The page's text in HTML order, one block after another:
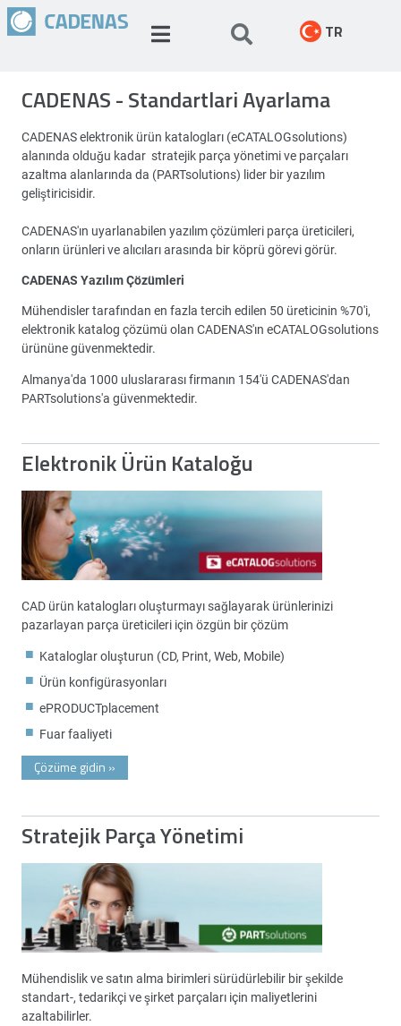
TR
CADENAS - Standartlari Ayarlama
CADENAS elektronik ürün katalogları (eCATALOGsolutions)
alanında olduğu kadar stratejik parça yönetimi ve parçaları
azaltma alanlarında da (PARTsolutions) lider bir yazılım
geliştiricisidir.
CADENAS'ın uyarlanabilen yazılım çözümleri parça üreticileri,
onların ürünleri ve alıcıları arasında bir köprü görevi görür.
CADENAS Yazılım Çözümleri
Mühendisler tarafından en fazla tercih edilen 50 üreticinin %70'i,
elektronik katalog çözümü olan CADENAS'ın eCATALOGsolutions
ürününe güvenmektedir.
Almanya'da 1000 uluslararası firmanın 154'ü CADENAS'dan
PARTsolutions'a güvenmektedir.
Elektronik Ürün Kataloğu
CAD ürün katalogları oluşturmayı sağlayarak ürünlerinizi
pazarlayan parça üreticileri için özgün bir çözüm
Kataloglar oluşturun (CD, Print, Web, Mobile)
Ürün konfigürasyonları
ePRODUCTplacement
Fuar faaliyeti
Çözüme gidin »
Stratejik Parça Yönetimi
Mühendislik ve satın alma birimleri sürüdürlebilir bir şekilde
standart-, tedarikçi ve şirket parçaları için maliyetlerini
azaltabilirler.